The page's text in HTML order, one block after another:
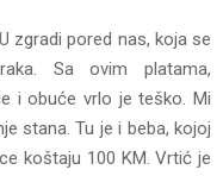
zgradi pored nas, koja se
Sa ovim platama,
i obuće vrlo je teško. Mi
stana. Tu je i beba, kojoj
koštaju 100 KM. Vrtić je